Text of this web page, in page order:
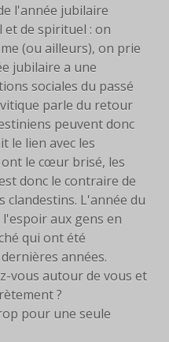
l'année jubilaire
et de spirituel : on
(ou ailleurs), on prie
jubilaire a une
sociales du passé
parle du retour
peuvent donc
le lien avec les
le cœur brisé, les
donc le contraire de
clandestins. L'année du
aux gens en
qui ont été
années.
vous autour de vous et
?
pour une seule